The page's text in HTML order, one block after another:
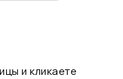
и кликаете